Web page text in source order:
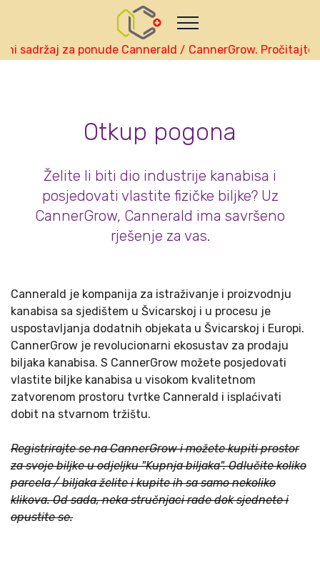
Nutze das POtential deiner Kryptowährungen
Monitor your performance and
earnings in bosanski real-time
view Skainet Channel on Youtube bosanski - Skainet
Danzhou, Hainan
• CannerGrow by Cannerald -…
sadržaj za ponude Cannerald / CannerGrow.
Otkup pogona
Želite li biti dio industrije kanabisa i
posjedovati vlastite fizičke biljke? Uz
CannerGrow, Cannerald ima savršeno
rješenje za vas.
Cannerald je kompanija za istraživanje i proizvodnju
kanabisa sa sjedištem u Švicarskoj i u procesu je
uspostavljanja dodatnih objekata u Švicarskoj i Europi.
CannerGrow je revolucionarni ekosustav za prodaju
biljaka kanabisa. S CannerGrow možete posjedovati
vlastite biljke kanabisa u visokom kvalitetnom
zatvorenom prostoru tvrtke Cannerald i isplaćivati ​​
dobit na stvarnom tržištu.
Registrirajte se na CannerGrow i možete kupiti prostor
za svoje biljke u odjeljku "Kupnja biljaka". Odlučite koliko
parcela / biljaka želite i kupite ih sa samo nekoliko
klikova. Od sada, neka stručnjaci rade dok sjednete i
opustite se.